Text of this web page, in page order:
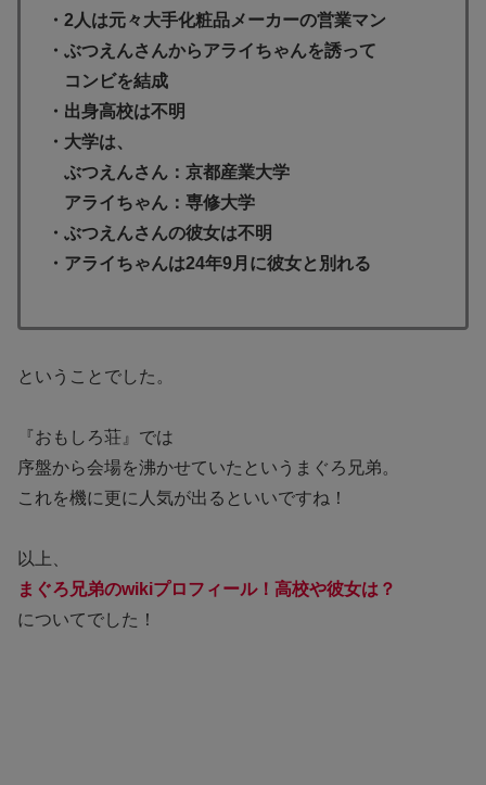
・2人は元々大手化粧品メーカーの営業マン
・ぶつえんさんからアライちゃんを誘って
コンビを結成
・出身高校は不明
・大学は、
ぶつえんさん：京都産業大学
アライちゃん：専修大学
・ぶつえんさんの彼女は不明
・アライちゃんは24年9月に彼女と別れる
ということでした。
『おもしろ荘』では
序盤から会場を沸かせていたというまぐろ兄弟。
これを機に更に人気が出るといいですね！
以上、
まぐろ兄弟のwikiプロフィール！高校や彼女は？
についてでした！